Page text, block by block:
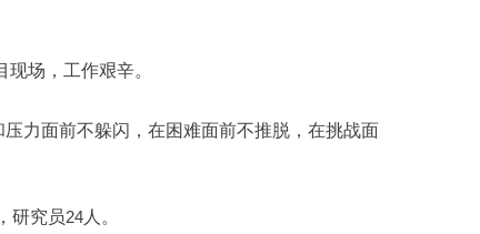
场，工作艰辛。
力面前不躲闪，在困难面前不推脱，在挑战面
研究员24 人。